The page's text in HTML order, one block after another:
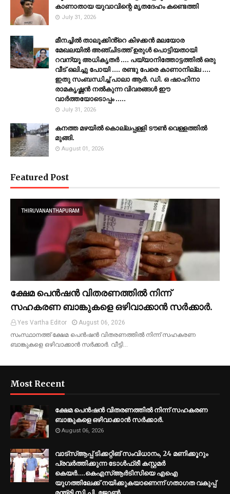
കാണാതായ യുവാവിന്റെ മൃതദേഹം കണ്ടെത്തി
July 31, 2026
മീനച്ചിൽ താലൂക്കിൻ്റെ കിഴക്കൻ മലയോര
മേഖലയിൽ അഞ്ചിടത്ത് ഉരുൾ പൊട്ടിയതായി
റവന്യൂ അധികൃതർ .... പയ്യാനിത്തോട്ടത്തിൽ ഒരു
വീട് ഒലിച്ചു പോയി .... രണ്ടു പേരെ കാണാനില്ല ....
ഇതു സംബന്ധിച്ച് പാലാ ആർ. ഡി. ഒ ഷാഹിനാ
രാമകൃഷ്ണൻ നൽകുന്ന വിവരങ്ങൾ ഈ
വാർത്തയോടൊപ്പം .....
July 31, 2026
കനത്ത മഴയില്‍ കൊല്ലപ്പള്ളി ടൗണ്‍ വെള്ളത്തില്‍
മുങ്ങി.
August 01, 2026
Featured Post
THIRUVANANTHAPURAM
ക്ഷേമ പെൻഷൻ വിതരണത്തിൽ നിന്ന്
സഹകരണ ബാങ്കുകളെ ഒഴിവാക്കാൻ സർക്കാർ.
Yes Vartha Editor
August 06, 2026
സംസ്ഥാനത്ത് ക്ഷേമ പെൻഷൻ വിതരണത്തിൽ നിന്ന് സഹകരണ
ബാങ്കുകളെ ഒഴിവാക്കാൻ സർക്കാർ. വീട്ടി…
Most Recent
ക്ഷേമ പെൻഷൻ വിതരണത്തിൽ നിന്ന് സഹകരണ
ബാങ്കുകളെ ഒഴിവാക്കാൻ സർക്കാർ.
August 06, 2026
വാട്സ്ആപ്പ് ടിക്കറ്റിങ് സംവിധാനം, 24 മണിക്കൂറും
പ്രവർത്തിക്കുന്ന ടോൾഫ്രീ കസ്റ്റമർ
കെയർ....കെഎസ്ആർടിസിയെ എഐ
യുഗത്തിലേക്ക് നയിക്കുകയാണെന്ന് ഗതാഗത വകുപ്പ്